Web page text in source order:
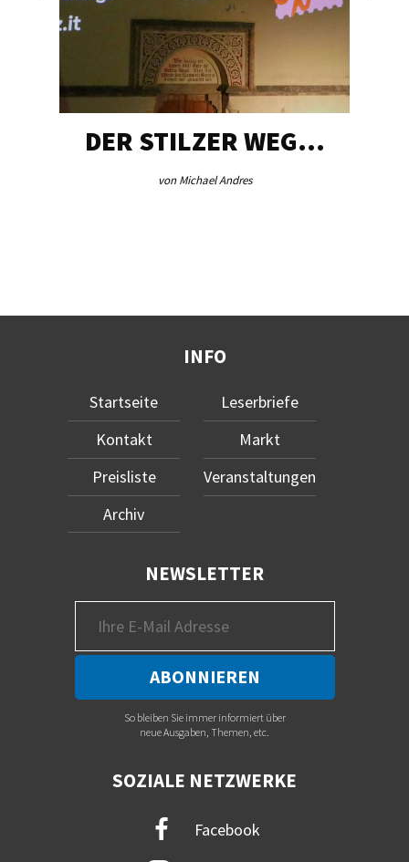
DER STILZER WEG…
von Michael Andres
INFO
Startseite
Kontakt
Preisliste
Archiv
Leserbriefe
Markt
Veranstaltungen
NEWSLETTER
So bleiben Sie immer informiert über
neue Ausgaben, Themen, etc.
SOZIALE NETZWERKE
Facebook